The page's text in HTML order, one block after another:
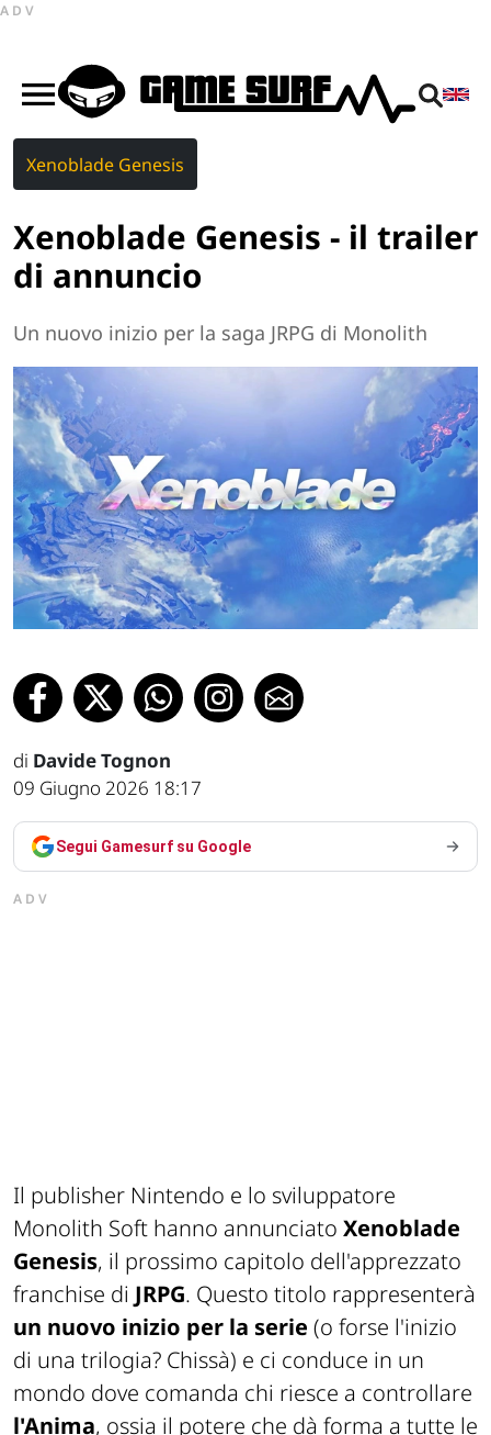
ADV
Xenoblade Genesis
Xenoblade Genesis - il trailer
di annuncio
Un nuovo inizio per la saga JRPG di Monolith
di Davide Tognon
09 Giugno 2026 18:17
Segui Gamesurf su Google
ADV
Il publisher Nintendo e lo sviluppatore
Monolith Soft hanno annunciato Xenoblade
Genesis, il prossimo capitolo dell'apprezzato
franchise di JRPG. Questo titolo rappresenterà
un nuovo inizio per la serie (o forse l'inizio
di una trilogia? Chissà) e ci conduce in un
mondo dove comanda chi riesce a controllare
l'Anima, ossia il potere che dà forma a tutte le